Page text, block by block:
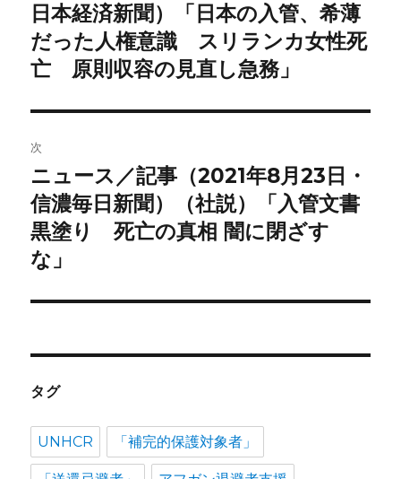
ナ
ビ
シ
ョ
ン
の
投
稿:
日本経済新聞）「日本の入管、希薄
だった人権意識 スリランカ女性死
亡 原則収容の見直し急務」
次
次
の
投
稿:
ニュース／記事（2021年8月23日・
信濃毎日新聞）（社説）「入管文書
黒塗り 死亡の真相 闇に閉ざす
な」
タグ
UNHCR 「補完的保護対象者」